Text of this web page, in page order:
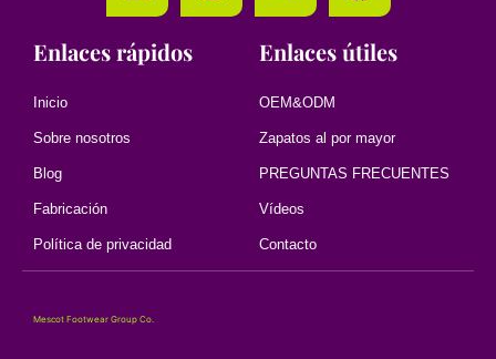
Enlaces rápidos
Inicio
Sobre nosotros
Blog
Fabricación
Política de privacidad
Enlaces útiles
OEM&ODM
Zapatos al por mayor
PREGUNTAS FRECUENTES
Vídeos
Contacto
Mescot Footwear Group Co.